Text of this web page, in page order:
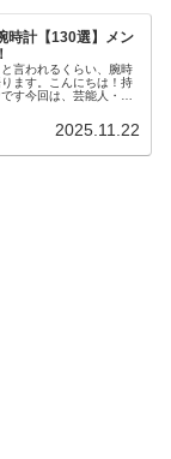
時計【130選】メン
言われるくらい、腕時
ます。こんにちは！持
す今回は、芸能人・有
2025.11.22